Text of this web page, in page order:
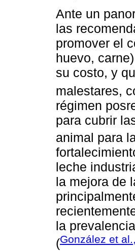
Ante un
las
promover el
huevo,
su costo, y
malestares,
régimen
para cubrir
animal para
leche
la mejora de
la
(González et